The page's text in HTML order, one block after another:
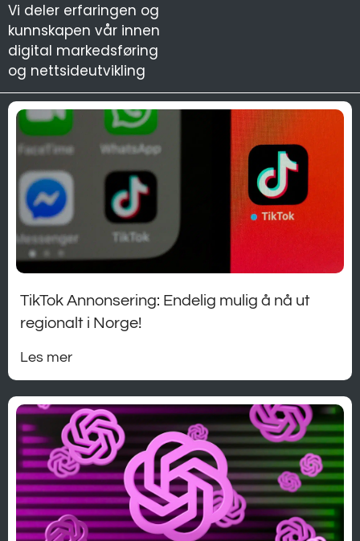
Vi deler erfaringen og
kunnskapen vår innen
digital markedsføring
og nettsideutvikling
TikTok Annonsering: Endelig mulig å nå ut
regionalt i Norge!
Les mer